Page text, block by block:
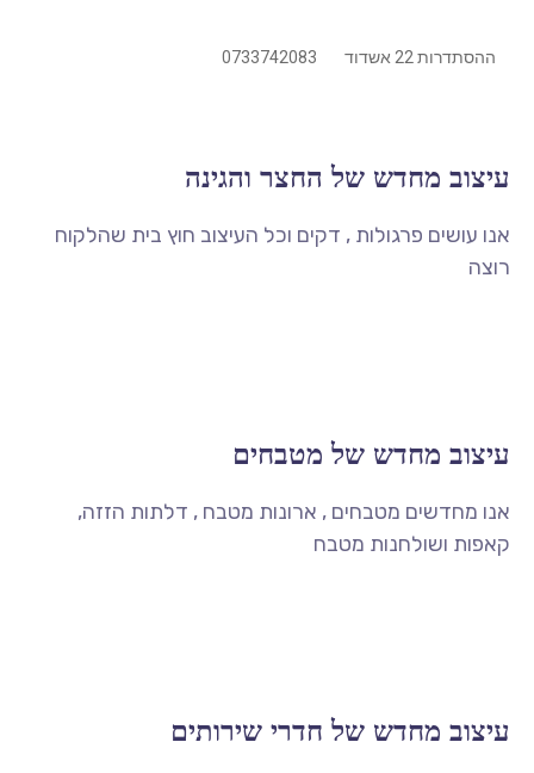
ההסתדרות 22 אשדוד 0733742083
עיצוב מחדש של החצר והגינה
אנו עושים פרגולות , דקים וכל העיצוב חוץ בית שהלקוח
רוצה
עיצוב מחדש של מטבחים
אנו מחדשים מטבחים , ארונות מטבח , דלתות הזזה,
קאפות ושולחנות מטבח
עיצוב מחדש של חדרי שירותים